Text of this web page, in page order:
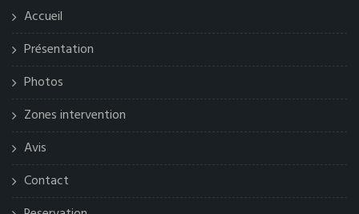
Accueil
Présentation
Photos
Zones intervention
Avis
Contact